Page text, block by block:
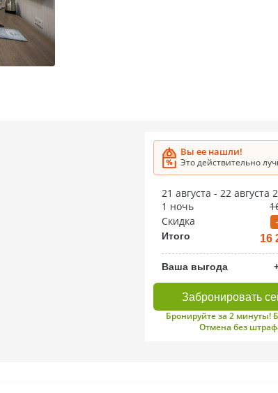
Вы ее нашли!
Это действительно
21 августа - 22 августа
1 ночь
Скидка
Итого 16
Ваша выгода
Забронировать
Бронируйте за 2 минуты!
Отмена без